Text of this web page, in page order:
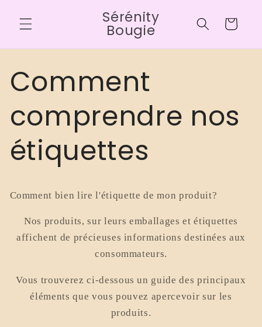
al contenido
Sérénity
Bougie Carrito
Comment
comprendre nos
étiquettes
Comment bien lire l'étiquette de mon produit?
Nos produits, sur leurs emballages et étiquettes
affichent de précieuses informations destinées aux
consommateurs.
Vous trouverez ci-dessous un guide des principaux
éléments que vous pouvez apercevoir sur les
produits.